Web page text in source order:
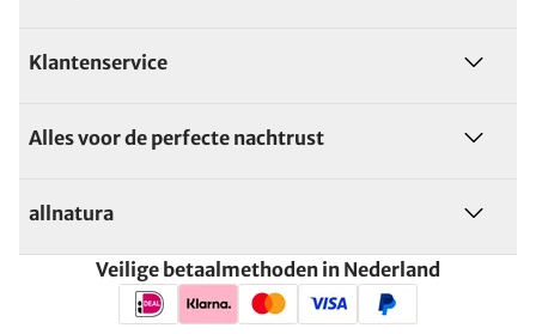
Klantenservice
Alles voor de perfecte nachtrust
allnatura
Veilige betaalmethoden in Nederland